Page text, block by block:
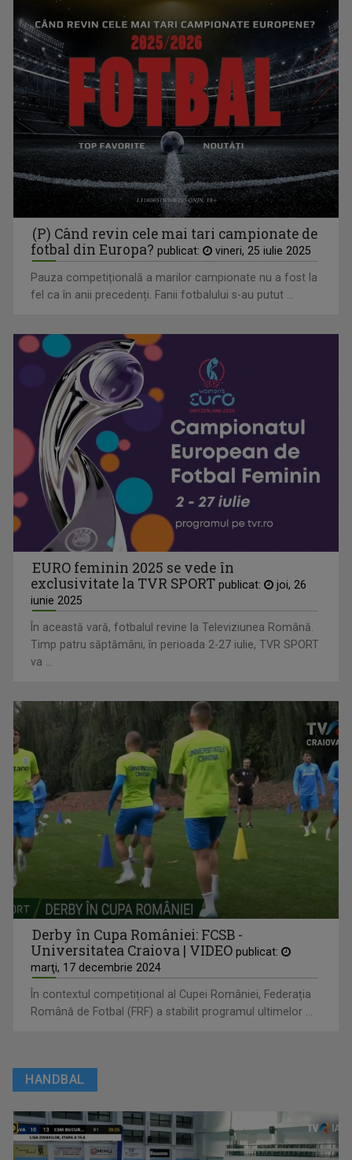
TVR Sport transmite în direct semifinalele și finalele
Campionatelor Europene de canotaj de la Varese
(P) Când revin cele mai tari campionate de
fotbal din Europa? publicat: vineri, 25 iulie 2025
Pauza competițională a marilor campionate nu a fost la
fel ca în anii precedenți. Fanii fotbalului s-au putut ...
EURO feminin 2025 se vede în
exclusivitate la TVR SPORT publicat:
joi, 26
iunie 2025
În această vară, fotbalul revine la Televiziunea Română.
Timp patru săptămâni, în perioada 2-27 iulie, TVR SPORT
va ...
Derby în Cupa României: FCSB -
Universitatea Craiova | VIDEO publicat:
marţi, 17 decembrie 2024
În contextul competițional al Cupei României, Federația
Română de Fotbal (FRF) a stabilit programul ultimelor ...
HANDBAL